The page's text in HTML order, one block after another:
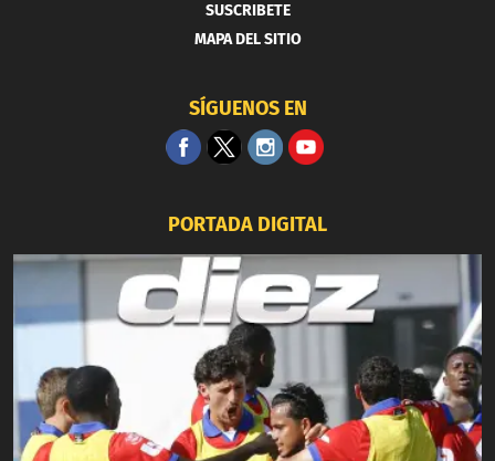
SUSCRIBETE
MAPA DEL SITIO
SÍGUENOS EN
PORTADA DIGITAL